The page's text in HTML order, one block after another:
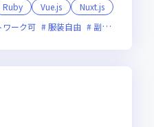
Ruby Vue.js
Nuxt.js
ワーク可 服装自由 副業可